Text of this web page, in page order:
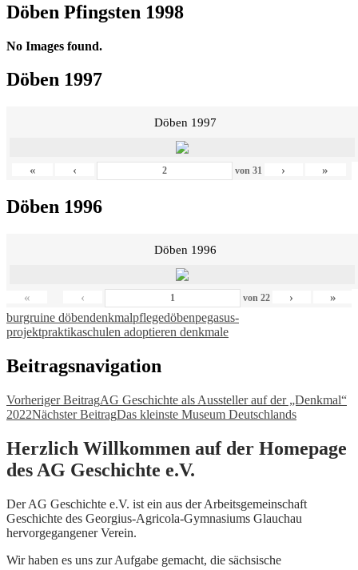
Döben Pfingsten 1998
No Images found.
Döben 1997
Döben 1997
« ‹ von 31 › »
Döben 1996
Döben 1996
« ‹ von 22 › »
burgruine döbendenkmalpflegedöbenpegasus-
projektpraktikaschulen adoptieren denkmale
Beitragsnavigation
Vorheriger BeitragAG Geschichte als Aussteller auf der „Denkmal“
2022Nächster BeitragDas kleinste Museum Deutschlands
Herzlich Willkommen auf der Homepage
des AG Geschichte e.V.
Der AG Geschichte e.V. ist ein aus der Arbeitsgemeinschaft
Geschichte des Georgius-Agricola-Gymnasiums Glauchau
hervorgegangener Verein.
Wir haben es uns zur Aufgabe gemacht, die sächsische